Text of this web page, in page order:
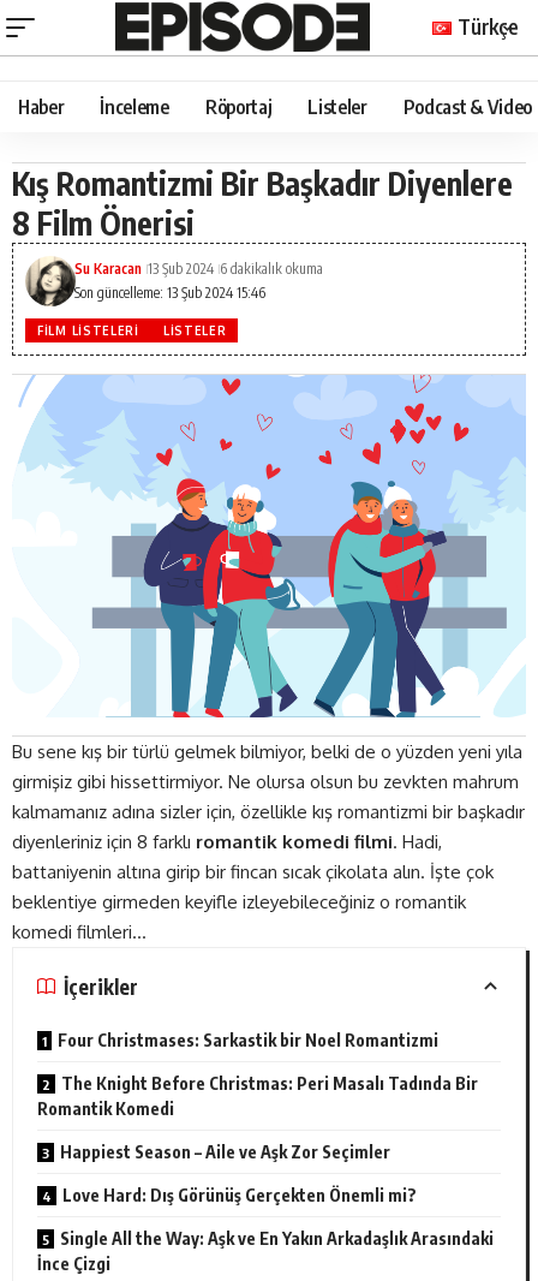
Türkçe
Haber İnceleme Röportaj Listeler Podcast & Video
Kış Romantizmi Bir Başkadır Diyenlere
8 Film Önerisi
Son güncelleme: 13 Şub 2024 15:46
Su Karacan 13 Şub 2024 6 dakikalık okuma
FILM LISTELERI LISTELER
Bu sene kış bir türlü gelmek bilmiyor, belki de o yüzden yeni yıla
girmişiz gibi hissettirmiyor. Ne olursa olsun bu zevkten mahrum
kalmamanız adına sizler için, özellikle kış romantizmi bir başkadır
diyenleriniz için 8 farklı romantik komedi filmi. Hadi,
battaniyenin altına girip bir fincan sıcak çikolata alın. İşte çok
beklentiye girmeden keyifle izleyebileceğiniz o romantik
komedi filmleri…
İçerikler
Four Christmases: Sarkastik bir Noel Romantizmi
The Knight Before Christmas: Peri Masalı Tadında Bir
Romantik Komedi
Happiest Season – Aile ve Aşk Zor Seçimler
Love Hard: Dış Görünüş Gerçekten Önemli mi?
Single All the Way: Aşk ve En Yakın Arkadaşlık Arasındaki
İnce Çizgi